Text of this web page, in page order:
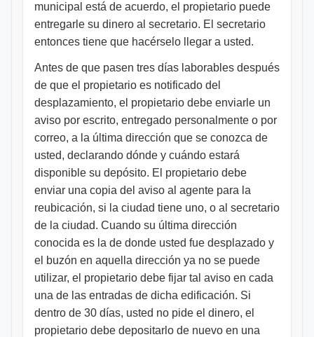
municipal está de acuerdo, el propietario puede
entregarle su dinero al secretario. El secretario
entonces tiene que hacérselo llegar a usted.
Antes de que pasen tres días laborables después
de que el propietario es notificado del
desplazamiento, el propietario debe enviarle un
aviso por escrito, entregado personalmente o por
correo, a la última dirección que se conozca de
usted, declarando dónde y cuándo estará
disponible su depósito. El propietario debe
enviar una copia del aviso al agente para la
reubicación, si la ciudad tiene uno, o al secretario
de la ciudad. Cuando su última dirección
conocida es la de donde usted fue desplazado y
el buzón en aquella dirección ya no se puede
utilizar, el propietario debe fijar tal aviso en cada
una de las entradas de dicha edificación. Si
dentro de 30 días, usted no pide el dinero, el
propietario debe depositarlo de nuevo en una